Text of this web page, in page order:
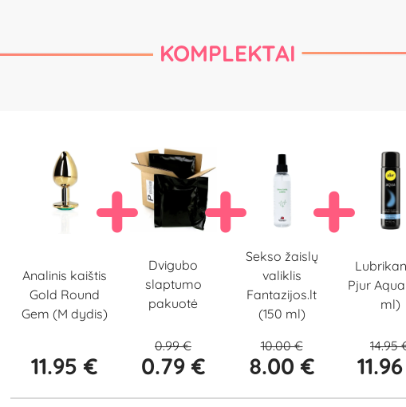
KOMPLEKTAI
Analinis kaištis
Gold Round
Gem (M dydis)
11.95 €
Dvigubo
slaptumo
pakuotė
0.99 €
0.79 €
Sekso žaislų
valiklis
Fantazijos.lt
(150 ml)
10.00 €
8.00 €
Pjur
ml)
14.95